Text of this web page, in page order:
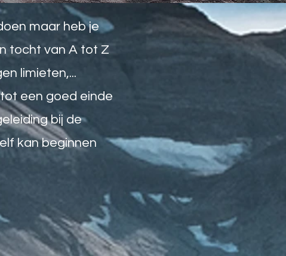
maar heb je
tocht van A tot Z
limieten,...
een goed einde
bij de
kan beginnen